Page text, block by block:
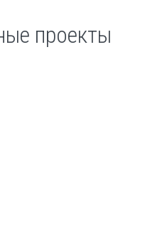
проекты